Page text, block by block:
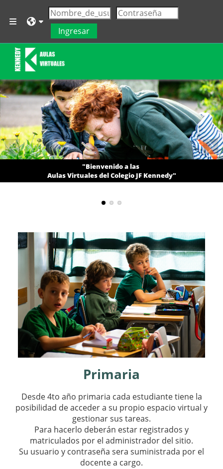
Saltar al contenido principal
Pánel lateralIngresar
"Bienvenido a las
Aulas Virtuales del Colegio JF Kennedy"
Bloques
Primaria
Desde 4to año primaria cada estudiante tiene la
posibilidad de acceder a su propio espacio virtual y
gestionar sus tareas.
Para hacerlo deberán estar registrados y
matriculados por el administrador del sitio.
Su usuario y contraseña sera suministrada por el
docente a cargo.